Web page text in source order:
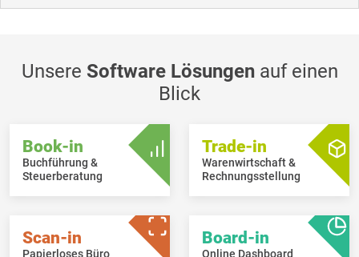
Unsere Software Lösungenauf einen
Blick
Book-in
Buchführung &
Steuerberatung
Trade-in
Warenwirtschaft &
Rechnungsstellung
Scan-in
Papierloses Büro
Board-in
Online Dashboard